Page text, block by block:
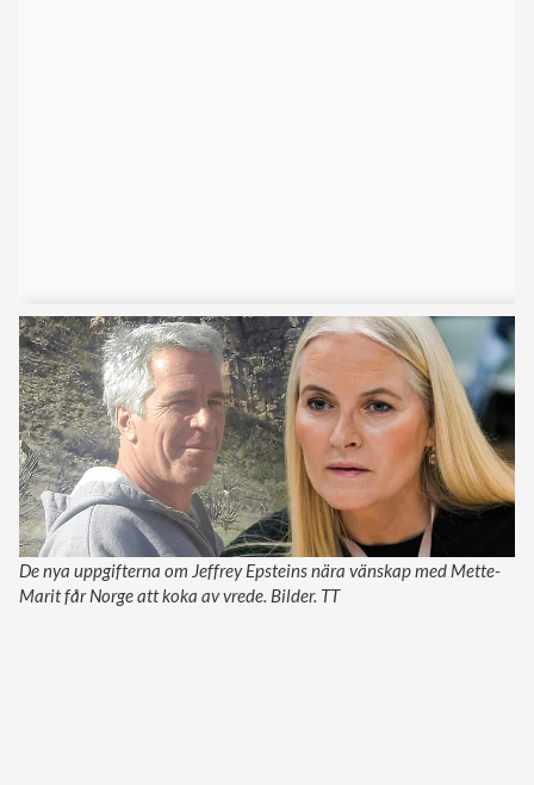
De nya uppgifterna om Jeffrey Epsteins nära vänskap med Mette-
Marit får Norge att koka av vrede. Bilder. TT